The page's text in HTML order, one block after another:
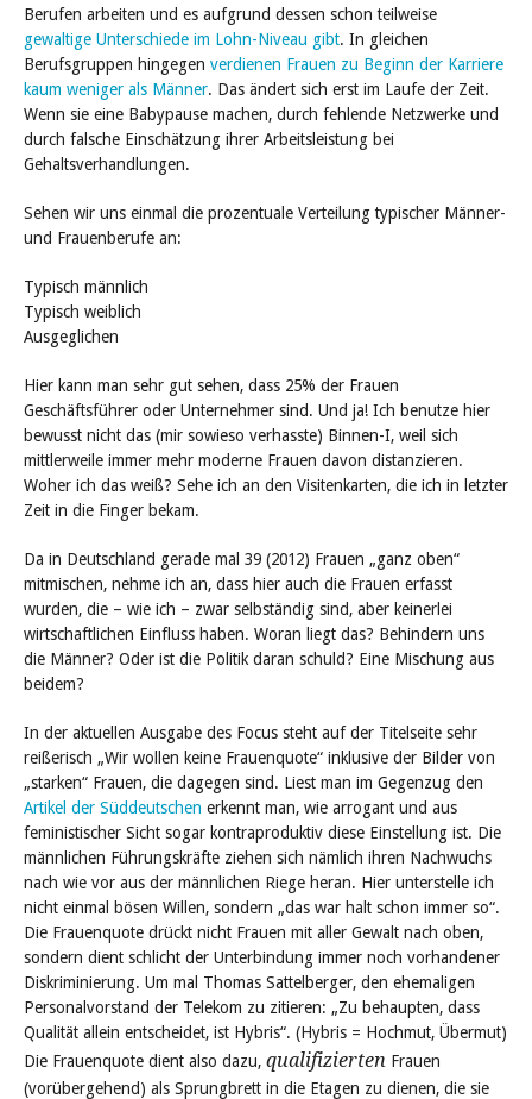
Berufen arbeiten und es aufgrund dessen schon teilweise
gewaltige Unterschiede im Lohn-Niveau gibt. In gleichen
Berufsgruppen hingegen verdienen Frauen zu Beginn der Karriere
kaum weniger als Männer. Das ändert sich erst im Laufe der Zeit.
Wenn sie eine Babypause machen, durch fehlende Netzwerke und
durch falsche Einschätzung ihrer Arbeitsleistung bei
Gehaltsverhandlungen.
Sehen wir uns einmal die prozentuale Verteilung typischer Männer-
und Frauenberufe an:
Typisch männlich
Typisch weiblich
Ausgeglichen
Hier kann man sehr gut sehen, dass 25% der Frauen
Geschäftsführer oder Unternehmer sind. Und ja! Ich benutze hier
bewusst nicht das (mir sowieso verhasste) Binnen-I, weil sich
mittlerweile immer mehr moderne Frauen davon distanzieren.
Woher ich das weiß? Sehe ich an den Visitenkarten, die ich in letzter
Zeit in die Finger bekam.
Da in Deutschland gerade mal 39 (2012) Frauen „ganz oben“
mitmischen, nehme ich an, dass hier auch die Frauen erfasst
wurden, die – wie ich – zwar selbständig sind, aber keinerlei
wirtschaftlichen Einfluss haben. Woran liegt das? Behindern uns
die Männer? Oder ist die Politik daran schuld? Eine Mischung aus
beidem?
In der aktuellen Ausgabe des Focus steht auf der Titelseite sehr
reißerisch „Wir wollen keine Frauenquote“ inklusive der Bilder von
„starken“ Frauen, die dagegen sind. Liest man im Gegenzug den
Artikel der Süddeutschen erkennt man, wie arrogant und aus
feministischer Sicht sogar kontraproduktiv diese Einstellung ist. Die
männlichen Führungskräfte ziehen sich nämlich ihren Nachwuchs
nach wie vor aus der männlichen Riege heran. Hier unterstelle ich
nicht einmal bösen Willen, sondern „das war halt schon immer so“.
Die Frauenquote drückt nicht Frauen mit aller Gewalt nach oben,
sondern dient schlicht der Unterbindung immer noch vorhandener
Diskriminierung. Um mal Thomas Sattelberger, den ehemaligen
Personalvorstand der Telekom zu zitieren: „Zu behaupten, dass
Qualität allein entscheidet, ist Hybris“. (Hybris = Hochmut, Übermut)
Die Frauenquote dient also dazu, qualifizierten Frauen
(vorübergehend) als Sprungbrett in die Etagen zu dienen, die sie